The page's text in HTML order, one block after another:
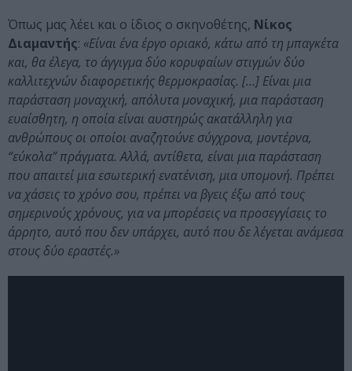
Όπως μας λέει και ο ίδιος ο σκηνοθέτης, Νίκος
Διαμαντής: «Είναι ένα έργο οριακό, κάτω από τη μπαγκέτα
και, θα έλεγα, το άγγιγμα δύο κορυφαίων στιγμών δύο
καλλιτεχνών διαφορετικής θερμοκρασίας. […] Είναι μια
παράσταση μοναχική, απόλυτα μοναχική, μια παράσταση
ευαίσθητη, η οποία είναι αυστηρώς ακατάλληλη για
ανθρώπους οι οποίοι αναζητούνε σύγχρονα, μοντέρνα,
“εύκολα” πράγματα. Αλλά, αντίθετα, είναι μια παράσταση
που απαιτεί μια εσωτερική ενατένιση, μια υπομονή. Πρέπει
να χάσεις το χρόνο σου, πρέπει να βγεις έξω από τους
σημερινούς χρόνους, για να μπορέσεις να προσεγγίσεις το
άρρητο, αυτό που δεν υπάρχει, αυτό που δε λέγεται ανάμεσα
στους δύο εραστές.»